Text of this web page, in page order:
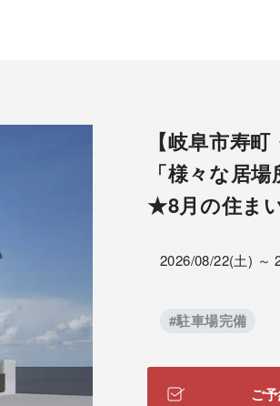
【岐阜市寿
「様々な居
★8月の住ま
2026/08/22(土) ～
#駐車場完備
ご